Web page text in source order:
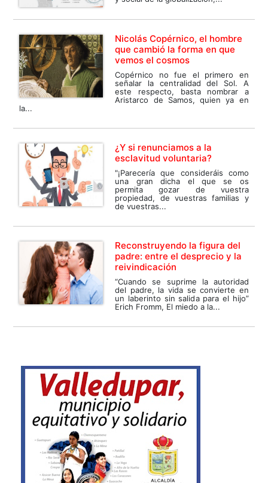
Nicolás Copérnico, el hombre
que cambió la forma en que
vemos el cosmos
Copérnico no fue el primero en
señalar la centralidad del Sol. A
este respecto, basta nombrar a
Aristarco de Samos, quien ya en
la...
¿Y si renunciamos a la
esclavitud voluntaria?
"¡Parecería que consideráis como
una gran dicha el que se os
permita gozar de vuestra
propiedad, de vuestras familias y
de vuestras...
Reconstruyendo la figura del
padre: entre el desprecio y la
reivindicación
“Cuando se suprime la autoridad
del padre, la vida se convierte en
un laberinto sin salida para el hijo”
Erich Fromm, El miedo a la...